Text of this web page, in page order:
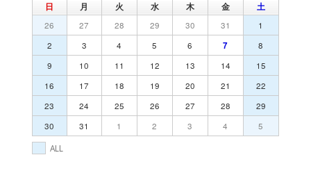
日 月 火 水 木 金 土
26 27 28 29 30 31
1
2
3 4 5 6 7
8
9
10 11 12 13 14
15
16
17 18 19 20 21
22
23
24 25 26 27 28
29
30
31 1 2 3 4
5
ALL